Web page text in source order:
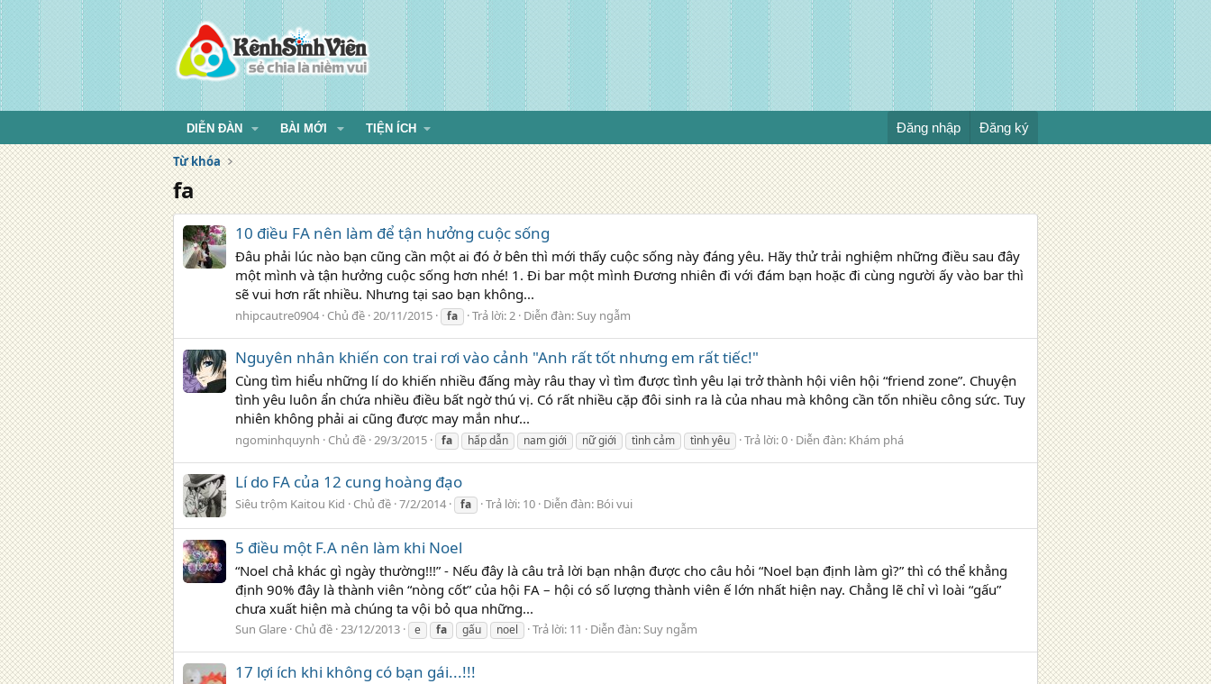
DIỄN ĐÀN BÀI MỚI TIỆN ÍCH Đăng nhập Đăng ký
Từ khóa
fa
10 điều FA nên làm để tận hưởng cuộc sống
Đâu phải lúc nào bạn cũng cần một ai đó ở bên thì mới thấy cuộc sống này đáng yêu. Hãy thử trải nghiệm những điều sau đây
một mình và tận hưởng cuộc sống hơn nhé! 1. Đi bar một mình Đương nhiên đi với đám bạn hoặc đi cùng người ấy vào bar thì
sẽ vui hơn rất nhiều. Nhưng tại sao bạn không...
nhipcautre0904 Chủ đề 20/11/2015 fa Trả lời: 2 Diễn đàn:Suy ngẫm
Nguyên nhân khiến con trai rơi vào cảnh "Anh rất tốt nhưng em rất tiếc!"
Cùng tìm hiểu những lí do khiến nhiều đấng mày râu thay vì tìm được tình yêu lại trở thành hội viên hội “friend zone”. Chuyện
tình yêu luôn ẩn chứa nhiều điều bất ngờ thú vị. Có rất nhiều cặp đôi sinh ra là của nhau mà không cần tốn nhiều công sức. Tuy
nhiên không phải ai cũng được may mắn như...
ngominhquynh Chủ đề 29/3/2015 fa hấp dẫn nam giới nữ giới tình cảm tình yêu Trả lời: 0 Diễn đàn: Khám phá
Lí do FA của 12 cung hoàng đạo
Siêu trộm Kaitou Kid Chủ đề 7/2/2014 fa Trả lời: 10 Diễn đàn: Bói vui
5 điều một F.A nên làm khi Noel
“Noel chả khác gì ngày thường!!!” - Nếu đây là câu trả lời bạn nhận được cho câu hỏi “Noel bạn định làm gì?” thì có thể khẳng
định 90% đây là thành viên “nòng cốt” của hội FA – hội có số lượng thành viên ế lớn nhất hiện nay. Chẳng lẽ chỉ vì loài “gấu”
chưa xuất hiện mà chúng ta vội bỏ qua những...
Sun Glare Chủ đề 23/12/2013 e fa gấu noel Trả lời: 11 Diễn đàn:Suy ngẫm
17 lợi ích khi không có bạn gái...!!!